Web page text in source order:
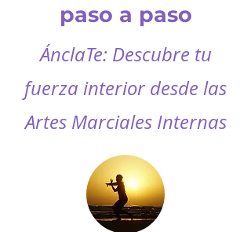
paso a paso
ÁnclaTe: Descubre tu
fuerza interior desde las
Artes Marciales Internas